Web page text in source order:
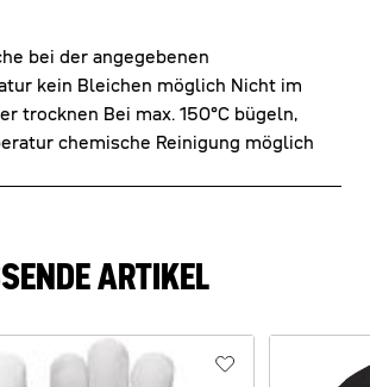
bei der angegebenen
kein Bleichen möglich Nicht im
trocknen Bei max. 150°C bügeln,
chemische Reinigung möglich
ARTIKEL